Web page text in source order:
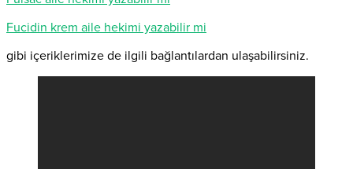
Fucidin krem aile hekimi yazabilir mi
gibi içeriklerimize de ilgili bağlantılardan ulaşabilirsiniz.